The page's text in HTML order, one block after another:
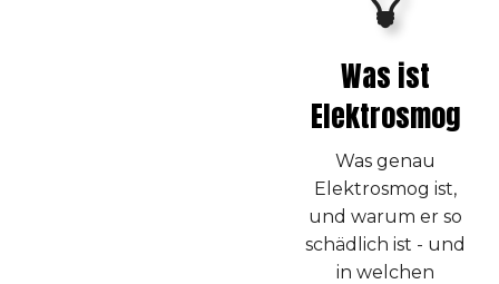
Was ist
Elektrosmog
Was genau
Elektrosmog ist,
und warum er so
schädlich ist - und
in welchen